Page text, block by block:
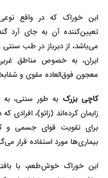
این خوراک که در واقع
تعیین‌کننده آن به جای آرد
می‌باشد، از دیرباز در طب سنتی
ایران، به خصوص مناطق
معجون فوق‌العاده مقوی و
کاچی بزرکبه طور سنتی، به
زایمان کرده‌اند (زائو)، افرادی
برای تقویت قوای جسمی و
بیماری‌ها مورد استفاده قرار
این خوراک خوش‌طعم، با بافتی